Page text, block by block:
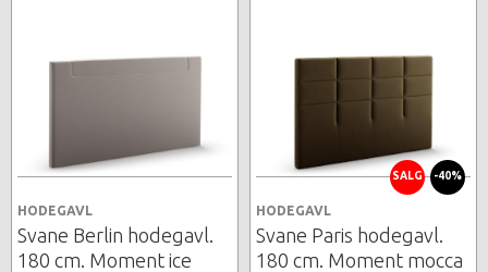
HODEGAVL
Svane Berlin hodegavl.
180 cm. Moment ice
SALG -40%
HODEGAVL
Svane Paris hodegavl.
180 cm. Moment mocca